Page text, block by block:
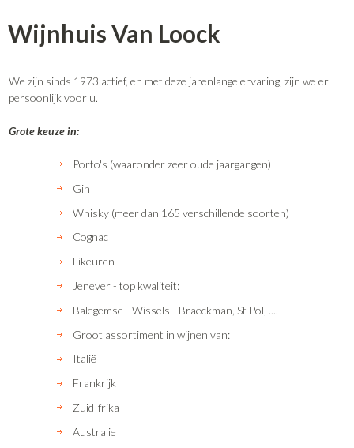
Wijnhuis Van Loock
We zijn sinds 1973 actief, en met deze jarenlange ervaring, zijn we er
persoonlijk voor u.
Grote keuze in:
Porto's (waaronder zeer oude jaargangen)
Gin
Whisky (meer dan 165 verschillende soorten)
Cognac
Likeuren
Jenever - top kwaliteit:
Balegemse - Wissels - Braeckman, St Pol, ....
Groot assortiment in wijnen van:
Italië
Frankrijk
Zuid-frika
Australie